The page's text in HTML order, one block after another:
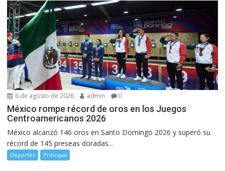
6 de agosto de 2026 admin 0
México rompe récord de oros en los Juegos
Centroamericanos 2026
México alcanzó 146 oros en Santo Domingo 2026 y superó su
récord de 145 preseas doradas...
Deportes Principal